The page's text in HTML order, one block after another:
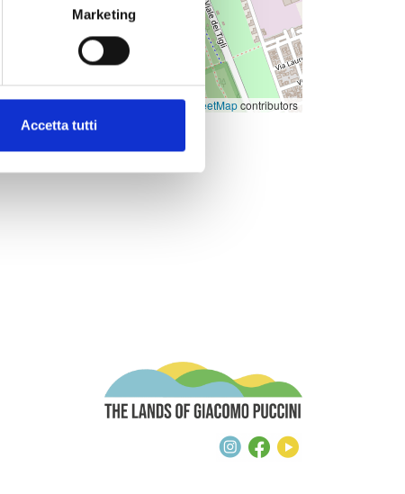
Marketing
Accetta tutti
Leaflet, ©OpenStreetMapcontributors
Instagram
Facebook